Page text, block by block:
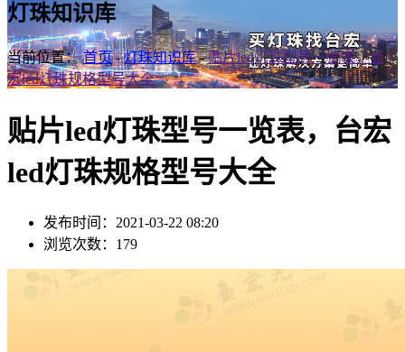
灯珠知识库
当前位置：首页-灯珠知识库-贴片led灯珠型号一览表，台
宏led灯珠规格型号大全
贴片led灯珠型号一览表，台宏
led灯珠规格型号大全
发布时间：2021-03-22 08:20
浏览次数：179